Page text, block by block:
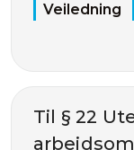
Veiledning
Til § 22